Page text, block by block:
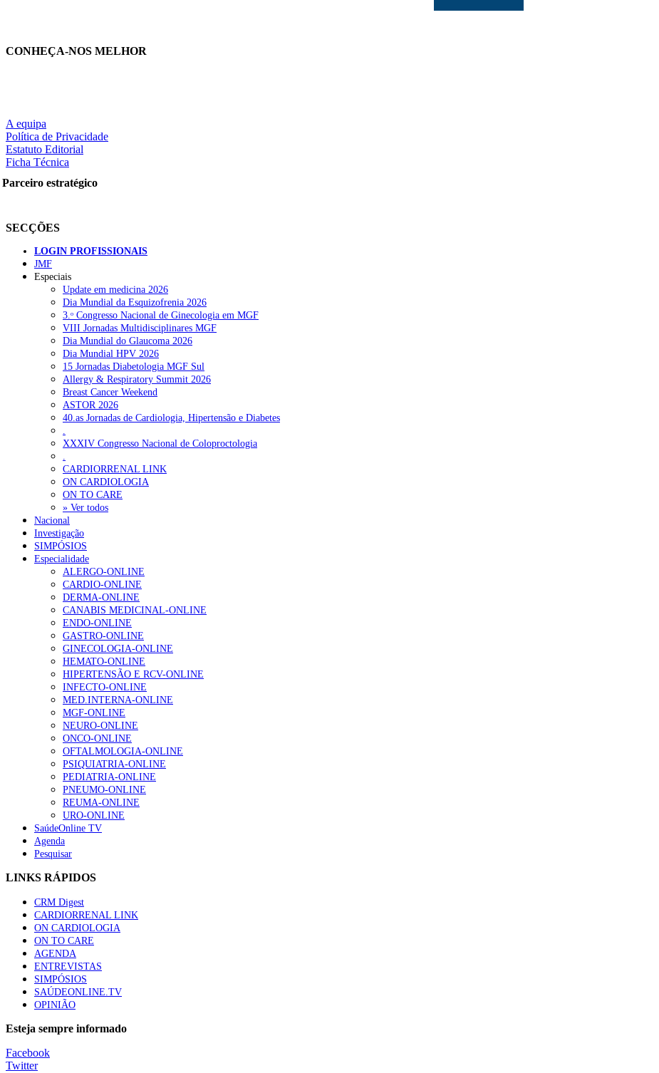
nas redes sociais:
RECENTES
Portugal está a formar os médicos de que precisa?
Estudantes de Medicina representados na 79.ª World Health Assembly
SCORA X-Change Portugal promove formação internacional em saúde sexual e reprodutiva
ANEM reúne com coordenador do Pacto Estratégico para a Saúde
Sindicato diz que nova carreira de médicos dentistas reforça estabilidade no SNS
MAIS LIDAS
Enfermagem Forense. “Da urgência ao tribunal, cada gesto conta e cada profissional faz a diferença”
202 visualizações
Alguns milhares de utentes podem ficar sem médico de família com nova regras do registo, alerta associação
175 visualizações
Quase quatro em cada dez doentes com enfarte apresentavam níveis elevados de Lp(a), revela estudo
86 visualizações
“Os programas de rastreio do cancro do pulmão são custo-efetivos e representam um investimento sustentável para os sistemas de saúde”
66 visualizações
Trodelvy aprovado para primeira linha no cancro da mama triplo negativo metastático em doentes não elegíveis para inibidores PD-(L)1
61 visualizações
Especialistas defendem mais potássio na alimentação para ajudar a controlar a hipertensão
57 visualizações
MAIS NOTÍCIAS
Sindicato diz que nova carreira de médicos dentistas reforça estabilidade no SNS
CONHEÇA-NOS MELHOR
A equipa
Política de Privacidade
Estatuto Editorial
Ficha Técnica
Parceiro estratégico
SECÇÕES
LOGIN PROFISSIONAIS
JMF
Especiais
Update em medicina 2026
Dia Mundial da Esquizofrenia 2026
3.ᵒ Congresso Nacional de Ginecologia em MGF
VIII Jornadas Multidisciplinares MGF
Dia Mundial do Glaucoma 2026
Dia Mundial HPV 2026
15 Jornadas Diabetologia MGF Sul
Allergy & Respiratory Summit 2026
Breast Cancer Weekend
ASTOR 2026
40.as Jornadas de Cardiologia, Hipertensão e Diabetes
.
XXXIV Congresso Nacional de Coloproctologia
.
CARDIORRENAL LINK
ON CARDIOLOGIA
ON TO CARE
» Ver todos
Nacional
Investigação
SIMPÓSIOS
Especialidade
ALERGO-ONLINE
CARDIO-ONLINE
DERMA-ONLINE
CANABIS MEDICINAL-ONLINE
ENDO-ONLINE
GASTRO-ONLINE
GINECOLOGIA-ONLINE
HEMATO-ONLINE
HIPERTENSÃO E RCV-ONLINE
INFECTO-ONLINE
MED.INTERNA-ONLINE
MGF-ONLINE
NEURO-ONLINE
ONCO-ONLINE
OFTALMOLOGIA-ONLINE
PSIQUIATRIA-ONLINE
PEDIATRIA-ONLINE
PNEUMO-ONLINE
REUMA-ONLINE
URO-ONLINE
SaúdeOnline TV
Agenda
Pesquisar
LINKS RÁPIDOS
CRM Digest
CARDIORRENAL LINK
ON CARDIOLOGIA
ON TO CARE
AGENDA
ENTREVISTAS
SIMPÓSIOS
SAÚDEONLINE.TV
OPINIÃO
Esteja sempre informado
Facebook
Twitter